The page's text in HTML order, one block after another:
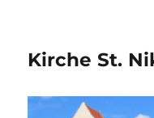
Kirche St.